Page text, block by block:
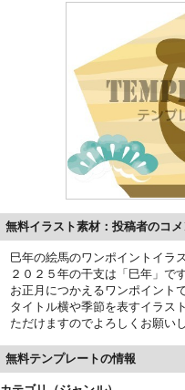
無料イラスト素材：投稿者のコメ
巳年の絵馬のワンポイントイラ
２０２５年の干支は「巳年」です
お正月につかえるワンポイントで
タイトル横や季節を表すイラス
ただけますのでよろしくお願い
無料テンプレートの情報